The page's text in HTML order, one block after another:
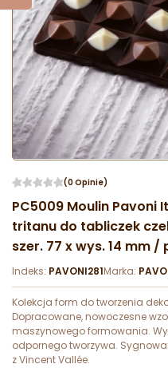
(0 Opinie)
PC5009 Moulin Pavoni
tritanu do tabliczek
szer. 77 x wys. 14 mm /
Indeks: PAVONI281Marka:
Kolekcja form do tworzenia
Dopracowane, nowoczesne
maszynowego formowania.
odpornego tworzywa.
z Vincent Vallée.